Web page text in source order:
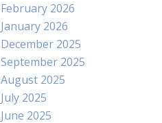
February 2026
January 2026
December 2025
September 2025
August 2025
July 2025
June 2025